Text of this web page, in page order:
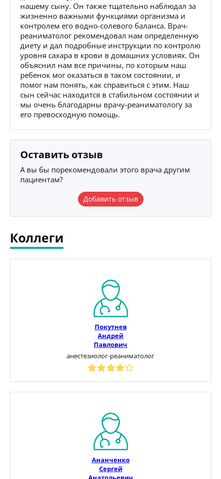
нашему сыну. Он также тщательно наблюдал за
жизненно важными функциями организма и
контролем его водно-солевого баланса. Врач-
реаниматолог рекомендовал нам определенную
диету и дал подробные инструкции по контролю
уровня сахара в крови в домашних условиях. Он
объяснил нам все причины, по которым наш
ребенок мог оказаться в таком состоянии, и
помог нам понять, как справиться с этим. Наш
сын сейчас находится в стабильном состоянии и
мы очень благодарны врачу-реаниматологу за
его превосходную помощь.
Оставить отзыв
А вы бы порекомендовали этого врача другим
пациентам?
Добавить отзыв
Коллеги
Покутнев
Андрей
Павлович
анестезиолог-реаниматолог
Ананченко
Сергей